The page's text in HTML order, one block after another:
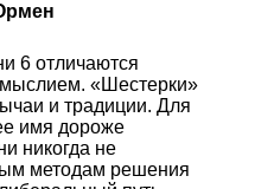
6 отличаются
«Шестерки»
и традиции. Для
имя дороже
никогда не
методам решения